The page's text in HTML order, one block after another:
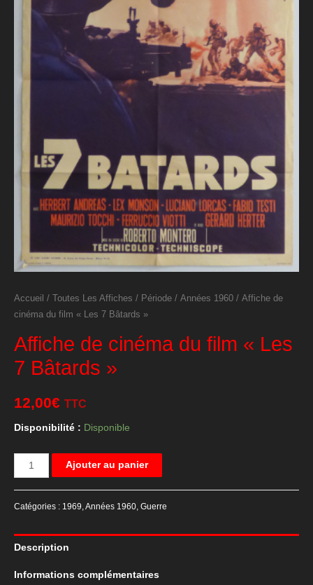
Accueil / Toutes Les Affiches / Période / Années 1960 / Affiche de
cinéma du film « Les 7 Bâtards »
Affiche de cinéma du film « Les
7 Bâtards »
12,00€ TTC
Disponibilité : Disponible
quantité
de
cinéma
du
Ajouter au panier
Catégories : 1969,Années 1960, Guerre
Description
Informations complémentaires